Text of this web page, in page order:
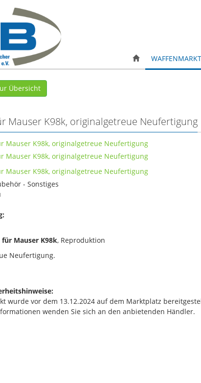
WAFFENMARKT
Übersicht
Mauser K98k, originalgetreue Neufertigung
- Sonstiges
Mauser K98k, Reproduktion
Neufertigung.
wurde vor dem 13.12.2024 auf dem Marktplatz
wenden Sie sich an den anbietenden Händler.